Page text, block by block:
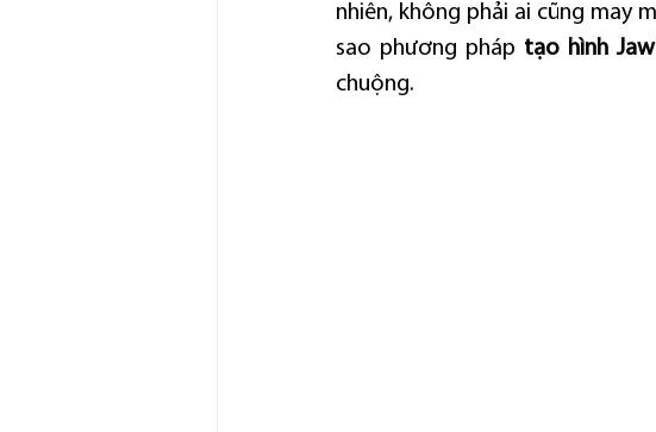
nhiên, không phải ai cũng may
sao phương pháp tạo hình
chuộng.